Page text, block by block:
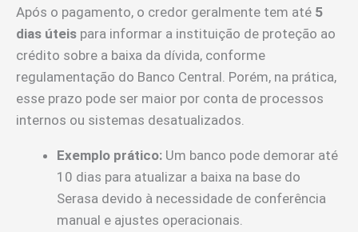
Após o pagamento, o credor geralmente tem até 5
dias úteis para informar a instituição de proteção ao
crédito sobre a baixa da dívida, conforme
regulamentação do Banco Central. Porém, na prática,
esse prazo pode ser maior por conta de processos
internos ou sistemas desatualizados.
Exemplo prático: Um banco pode demorar até
10 dias para atualizar a baixa na base do
Serasa devido à necessidade de conferência
manual e ajustes operacionais.